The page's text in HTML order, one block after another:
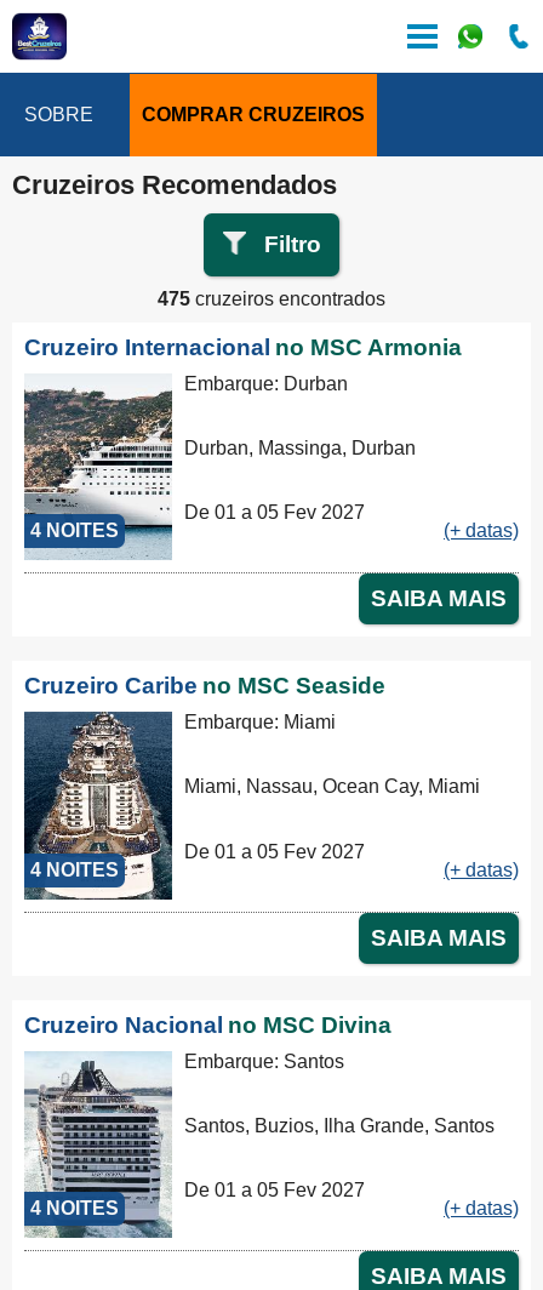
SOBRE COMPRAR CRUZEIROS
Cruzeiros Recomendados
Filtro
475 cruzeiros encontrados
Cruzeiro Internacional no MSC Armonia
4 NOITES
Embarque: Durban
Durban, Massinga, Durban
De 01 a 05 Fev 2027
(+ datas)
SAIBA MAIS
Cruzeiro Caribe no MSC Seaside
4 NOITES
Embarque: Miami
Miami, Nassau, Ocean Cay, Miami
De 01 a 05 Fev 2027
(+ datas)
SAIBA MAIS
Cruzeiro Nacional no MSC Divina
4 NOITES
Embarque: Santos
Santos, Buzios, Ilha Grande, Santos
De 01 a 05 Fev 2027
(+ datas)
SAIBA MAIS